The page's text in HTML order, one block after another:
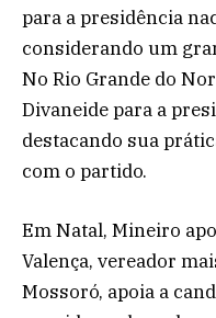
para a presidência
considerando um
No Rio Grande do
Divaneide para a
destacando sua
com o partido.
Em Natal, Mineiro
Valença, vereador
Mossoró, apoia a